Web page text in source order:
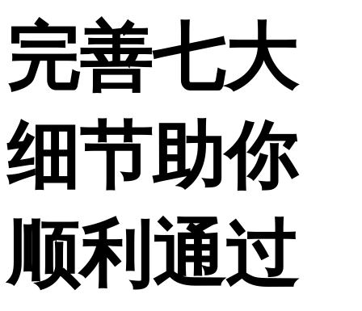
完善七大
细节助你
顺利通过